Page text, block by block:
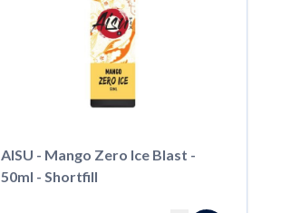
AISU - Mango Zero Ice Blast -
50ml - Shortfill